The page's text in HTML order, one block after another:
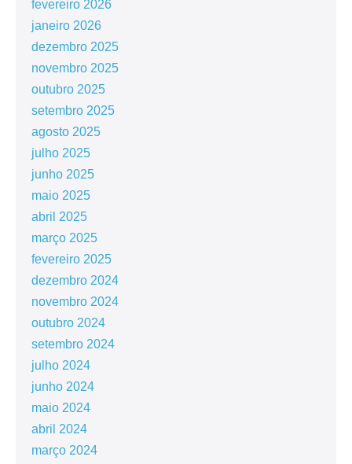
fevereiro 2026
janeiro 2026
dezembro 2025
novembro 2025
outubro 2025
setembro 2025
agosto 2025
julho 2025
junho 2025
maio 2025
abril 2025
março 2025
fevereiro 2025
dezembro 2024
novembro 2024
outubro 2024
setembro 2024
julho 2024
junho 2024
maio 2024
abril 2024
março 2024